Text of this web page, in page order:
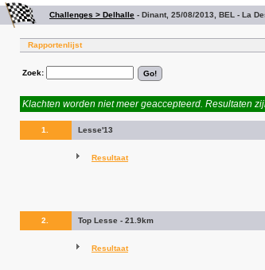
Challenges > Delhalle - Dinant, 25/08/2013, BEL - La
Rapportenlijst
Zoek:
Klachten worden niet meer geaccepteerd. Resultaten
1. Lesse'13
Resultaat
2. Top Lesse - 21.9km
Resultaat